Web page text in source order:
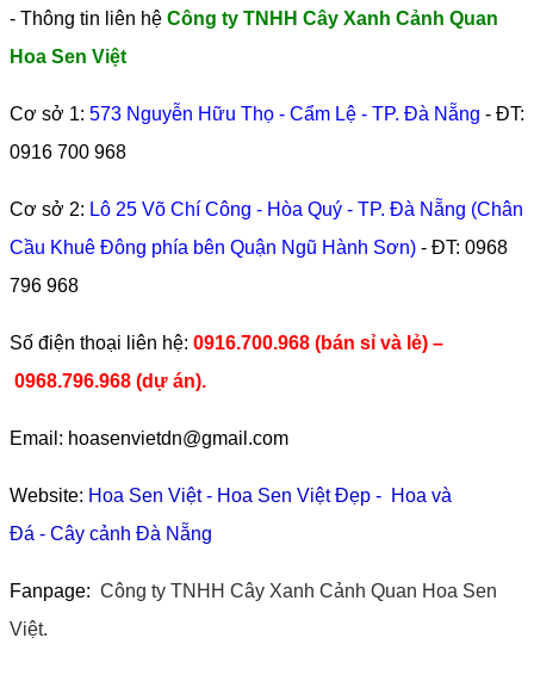
- Thông tin liên hệ Công ty TNHH Cây Xanh Cảnh Quan
Hoa Sen Việt
Cơ sở 1: 573 Nguyễn Hữu Thọ - Cẩm Lệ - TP. Đà Nẵng - ĐT:
0916 700 968
Cơ sở 2: Lô 25 Võ Chí Công - Hòa Quý - TP. Đà Nẵng (Chân
Cầu Khuê Đông phía bên Quận Ngũ Hành Sơn) - ĐT: 0968
796 968
​Số điện thoại liên hệ: 0916.700.968 (bán sỉ và lẻ) –
0968.796.968 (dự án).
Email: hoasenvietdn@gmail.com
Website: Hoa Sen Việt- Hoa Sen Việt Đẹp - Hoa và
Đá - Cây cảnh Đà Nẵng
Fanpage: Công ty TNHH Cây Xanh Cảnh Quan Hoa Sen
Việt.